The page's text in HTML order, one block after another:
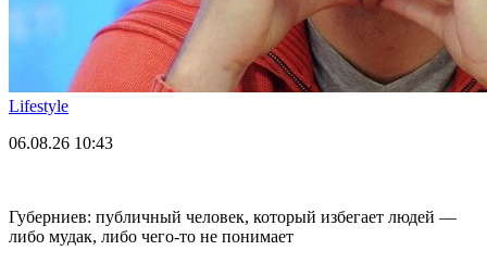
Lifestyle
06.08.26 10:43
Губерниев: публичный человек, который избегает людей —
либо мудак, либо чего-то не понимает